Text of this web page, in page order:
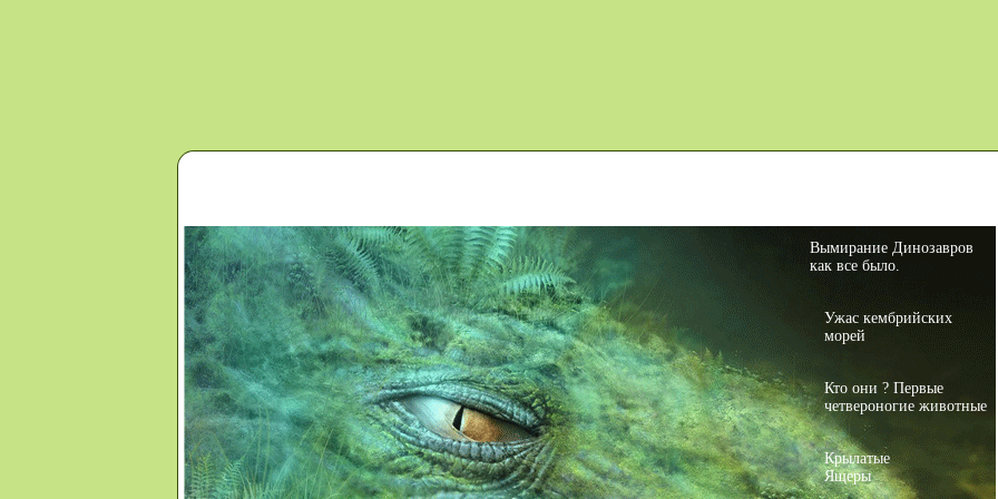
Вымирание Динозавров
как все было.
Ужас кембрийских
морей
Кто они ? Первые
четвероногие животные
Крылатые
Ящеры